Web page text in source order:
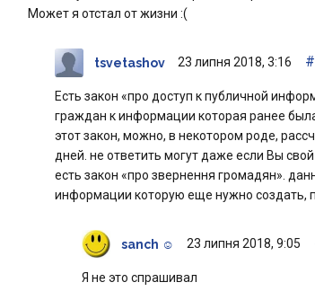
Может я отстал от жизни :(
tsvetashov 23 липня 2018, 3:16 #
Есть закон «про доступ к публичной
граждан к информации которая ранее
этот закон, можно, в некотором роде,
дней. не ответить могут даже если Вы
есть закон «про звернення громадян».
информации которую еще нужно создать,
sanch ☺ 23 липня 2018, 9:05
Я не это спрашивал